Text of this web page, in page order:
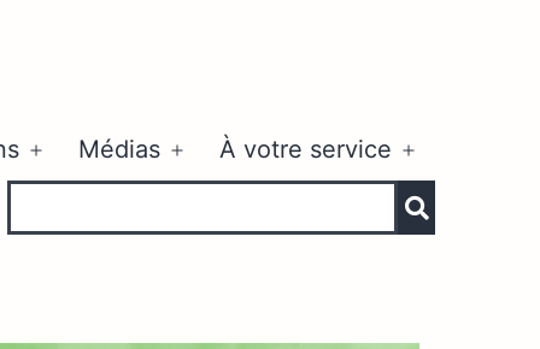
Ouvrir
menu
Médias
Ouvrir
menu
À votre service
le
menu